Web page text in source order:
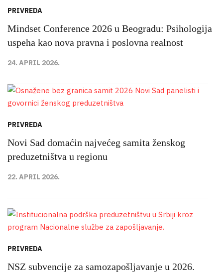
PRIVREDA
Mindset Conference 2026 u Beogradu: Psihologija
uspeha kao nova pravna i poslovna realnost
24. APRIL 2026.
PRIVREDA
Novi Sad domaćin najvećeg samita ženskog
preduzetništva u regionu
22. APRIL 2026.
PRIVREDA
NSZ subvencije za samozapošljavanje u 2026.